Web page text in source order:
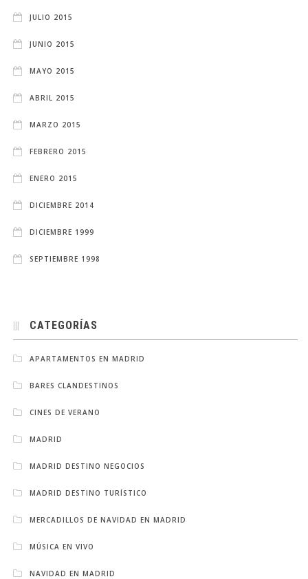
JULIO 2015
JUNIO 2015
MAYO 2015
ABRIL 2015
MARZO 2015
FEBRERO 2015
ENERO 2015
DICIEMBRE 2014
DICIEMBRE 1999
SEPTIEMBRE 1998
CATEGORÍAS
APARTAMENTOS EN MADRID
BARES CLANDESTINOS
CINES DE VERANO
MADRID
MADRID DESTINO NEGOCIOS
MADRID DESTINO TURÍSTICO
MERCADILLOS DE NAVIDAD EN MADRID
MÚSICA EN VIVO
NAVIDAD EN MADRID